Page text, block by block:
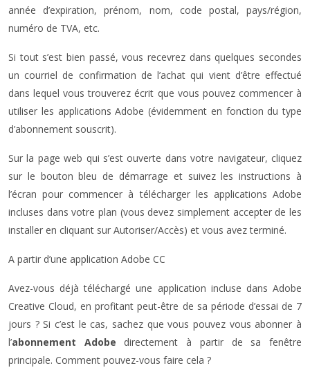
année d’expiration, prénom, nom, code postal, pays/région,
numéro de TVA, etc.
Si tout s’est bien passé, vous recevrez dans quelques secondes
un courriel de confirmation de l’achat qui vient d’être effectué
dans lequel vous trouverez écrit que vous pouvez commencer à
utiliser les applications Adobe (évidemment en fonction du type
d’abonnement souscrit).
Sur la page web qui s’est ouverte dans votre navigateur, cliquez
sur le bouton bleu de démarrage et suivez les instructions à
l’écran pour commencer à télécharger les applications Adobe
incluses dans votre plan (vous devez simplement accepter de les
installer en cliquant sur Autoriser/Accès) et vous avez terminé.
A partir d’une application Adobe CC
Avez-vous déjà téléchargé une application incluse dans Adobe
Creative Cloud, en profitant peut-être de sa période d’essai de 7
jours ? Si c’est le cas, sachez que vous pouvez vous abonner à
l’abonnement Adobe directement à partir de sa fenêtre
principale. Comment pouvez-vous faire cela ?